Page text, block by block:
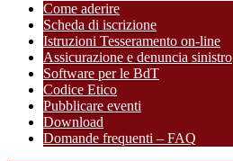
Come aderire
Scheda di iscrizione
Istruzioni Tesseramento on-line
Assicurazione e denuncia sinistro
Software per le BdT
Codice Etico
Pubblicare eventi
Download
Domande frequenti – FAQ